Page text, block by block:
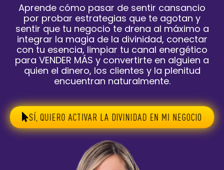
Aprende cómo pasar de sentir cansancio
por probar estrategias que te agotan y
sentir que tu negocio te drena al máximo a
integrar la magia de la divinidad, conectar
con tu esencia, limpiar tu canal energético
para VENDER MÁS y convertirte en alguien a
quien el dinero, los clientes y la plenitud
encuentran naturalmente.
SÍ, QUIERO ACTIVAR LA DIVINIDAD EN MI NEGOCIO